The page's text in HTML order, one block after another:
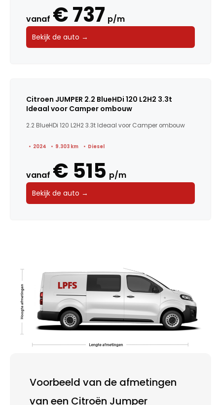
vanaf € 737 p/m
Bekijk de auto →
Citroen JUMPER 2.2 BlueHDi 120 L2H2 3.3t
Ideaal voor Camper ombouw
2.2 BlueHDi 120 L2H2 3.3t Ideaal voor Camper ombouw
2024 9.303 km Diesel
vanaf € 515 p/m
Bekijk de auto →
Voorbeeld van de afmetingen
van een Citroën Jumper